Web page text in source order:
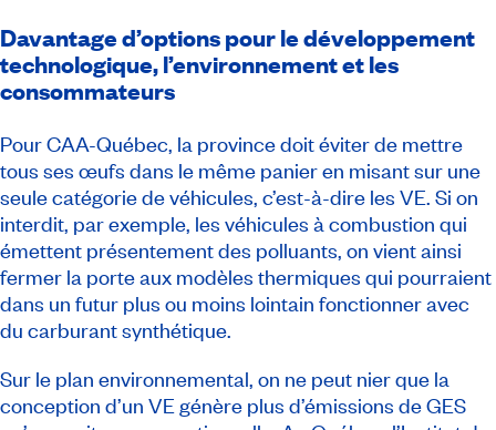
Davantage d’options pour le développement
technologique, l’environnement et les
consommateurs
Pour CAA-Québec, la province doit éviter de mettre
tous ses œufs dans le même panier en misant sur une
seule catégorie de véhicules, c’est-à-dire les VE. Si on
interdit, par exemple, les véhicules à combustion qui
émettent présentement des polluants, on vient ainsi
fermer la porte aux modèles thermiques qui pourraient
dans un futur plus ou moins lointain fonctionner avec
du carburant synthétique.
Sur le plan environnemental, on ne peut nier que la
conception d’un VE génère plus d’émissions de GES